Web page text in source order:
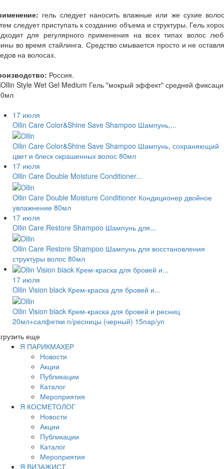
гель следует наносить влажные или же сухие
следует приступать к созданию объема и структуры. Гель
для регулярного применения на всех типах волос
во время стайлинга. Средство смывается просто и не
на волосах.
Россия.
17 июля
Ollin Care Color&Shine Save Shampoo Шампунь,...
Ollin Care Color&Shine Save Shampoo Шампунь, сохраняющий
цвет и блеск окрашенных волос 80мл
17 июля
Ollin Care Double Moisture Conditioner...
Ollin Care Double Moisture Conditioner Кондиционер двойное
увлажнение 80мл
17 июля
Ollin Care Restore Shampoo Шампунь для...
Ollin Care Restore Shampoo Шампунь для восстановления
структуры волос 80мл
17 июля
Ollin Vision black Крем-краска для бровей и...
Ollin Vision black Крем-краска для бровей и ресниц
20мл+салфетки п/ресницы (черный) 15пар/уп
еще
Я ПАРИКМАХЕР
Новости
Акции
Публикации
Каталог
Мероприятия
Я КОСМЕТОЛОГ
Новости
Акции
Публикации
Каталог
Мероприятия
Я ВИЗАЖИСТ